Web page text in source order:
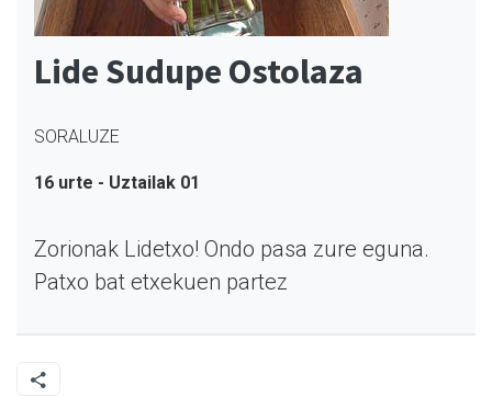
Lide Sudupe Ostolaza
SORALUZE
16 urte - Uztailak 01
Zorionak Lidetxo! Ondo pasa zure eguna.
Patxo bat etxekuen partez